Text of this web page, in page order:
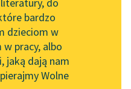
API
OAI-PMH
Widget Wolnych Lektur
Przypisy
bardzo
dzieciom w
w pracy, albo
jaką dają nam
Wolne
nowych opracowań i
nowych propozycji
interpretacyjnych...
Czytaj więcej